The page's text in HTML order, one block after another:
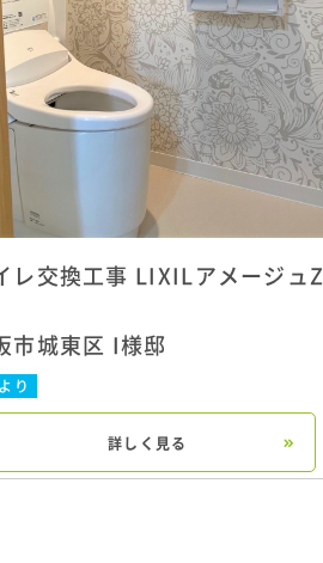
レ交換工事 LIXILアメージュZ
市城東区 I様邸
り
詳しく見る